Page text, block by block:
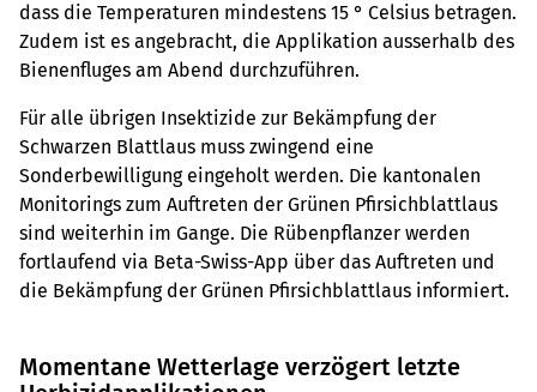
dass die Temperaturen mindestens 15 ° Celsius betragen.
Zudem ist es angebracht, die Applikation ausserhalb des
Bienenfluges am Abend durchzuführen.
Für alle übrigen Insektizide zur Bekämpfung der
Schwarzen Blattlaus muss zwingend eine
Sonderbewilligung eingeholt werden. Die kantonalen
Monitorings zum Auftreten der Grünen Pfirsichblattlaus
sind weiterhin im Gange. Die Rübenpflanzer werden
fortlaufend via Beta-Swiss-App über das Auftreten und
die Bekämpfung der Grünen Pfirsichblattlaus informiert.
Momentane Wetterlage verzögert letzte